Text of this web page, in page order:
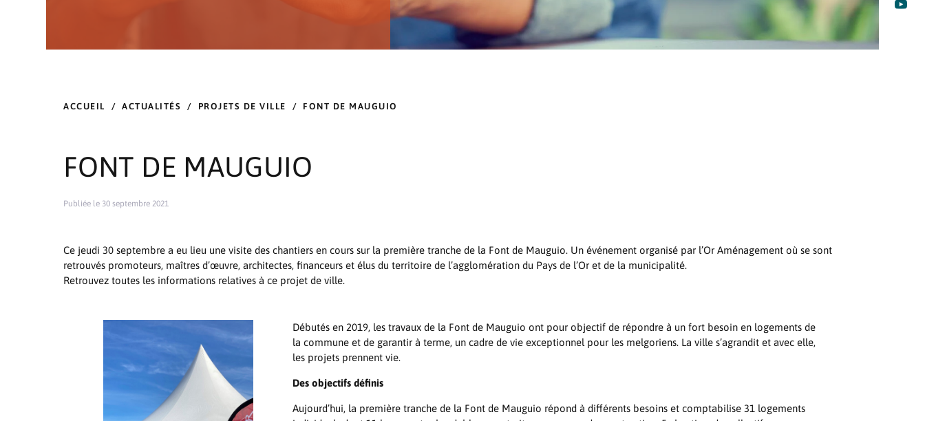

ACCUEIL / ACTUALITÉS / PROJETS DE VILLE / FONT DE MAUGUIO
FONT DE MAUGUIO
Publiée le 30 septembre 2021
Ce jeudi 30 septembre a eu lieu une visite des chantiers en cours sur la première tranche de la Font de Mauguio. Un événement organisé par l’Or Aménagement où se sont
retrouvés promoteurs, maîtres d’œuvre, architectes, financeurs et élus du territoire de l’agglomération du Pays de l’Or et de la municipalité.
Retrouvez toutes les informations relatives à ce projet de ville.
Débutés en 2019, les travaux de la Font de Mauguio ont pour objectif de répondre à un fort besoin en logements de
la commune et de garantir à terme, un cadre de vie exceptionnel pour les melgoriens. La ville s’agrandit et avec elle,
les projets prennent vie.
Des objectifs définis
Aujourd’hui, la première tranche de la Font de Mauguio répond à différents besoins et comptabilise 31 logements